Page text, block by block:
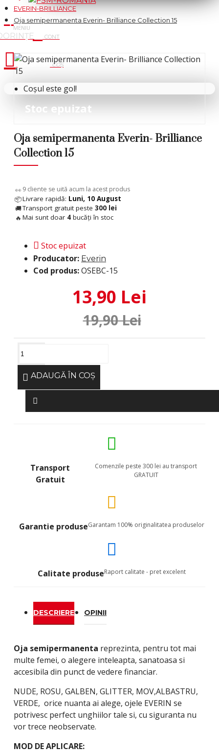
Cosul tau
Coșul este gol!
EVERIN-BRILLIANCE
Oja semipermanenta Everin- Brilliance Collection 15
Stoc epuizat
Oja semipermanenta Everin- Brilliance
Collection 15
👀 5 cliente se uită acum la acest produs
📦Livrare rapidă: Luni, 10 August
🚚Transport gratuit peste 300 lei
🔥 Mai sunt doar 4 bucăți în stoc
Stoc epuizat
Producator: Everin
Cod produs:OSEBC-15
13,90 Lei
19,90 Lei
ADAUGĂ ÎN COŞ
Transport
Gratuit
Comenzile peste 300 lei au transport
GRATUIT
Garantie produseGarantam 100% originalitatea produselor
Calitate produseRaport calitate - pret excelent
DESCRIERE OPINII
Oja semipermanenta reprezinta, pentru tot mai
multe femei, o alegere inteleapta, sanatoasa si
accesibila din punct de vedere financiar.
NUDE, ROSU, GALBEN, GLITTER, MOV,ALBASTRU,
VERDE, orice nuanta ai alege, ojele EVERIN se
potrivesc perfect unghiilor tale si, cu siguranta nu
vor trece neobservate.
MOD DE APLICARE: